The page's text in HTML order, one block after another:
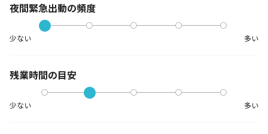
夜間緊急出動の頻度
少ない 多い
残業時間の目安
少ない 多い